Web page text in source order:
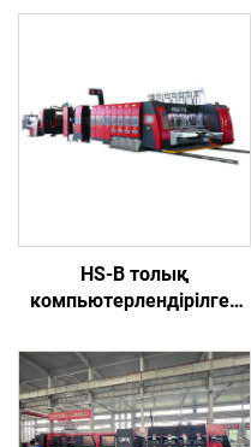
HS-B толық
компьютерлендірілген
жылдамдықта жұмыс
істейтін автоматты
басып шығару және
желімдеу машинасы